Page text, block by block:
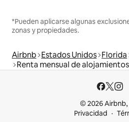
*Pueden aplicarse algunas
zonas y propiedades.
Airbnb Estados Unidos Florida
Renta mensual de alojamientos
© 2026 Airbnb,
Privacidad